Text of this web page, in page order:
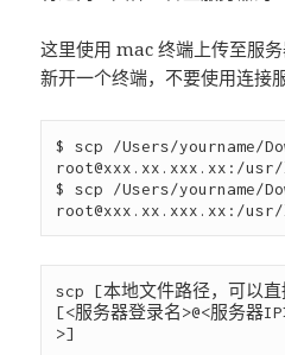
这里使用 mac 终端上传至服
新开一个终端，不要使用连接
root@xxx.xx.xxx.xx :/
root@xxx.xx.xxx.xx
scp [本地文件路径，可以
[<服务器登录名>@<服务器